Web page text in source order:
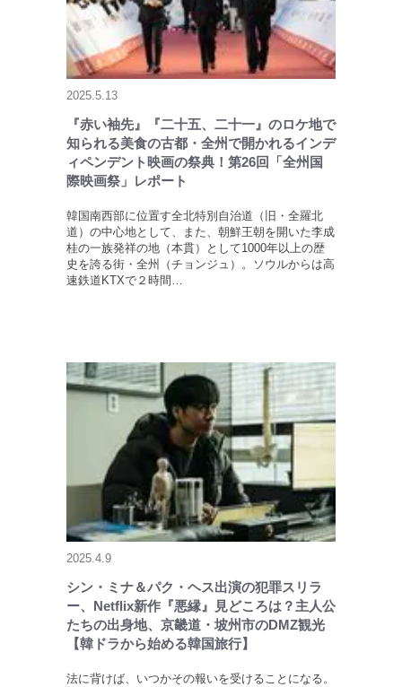
2025.5.13
『赤い袖先』『二十五、二十一』のロケ地で
知られる美食の古都・全州で開かれるインデ
ィペンデント映画の祭典！第26回「全州国
際映画祭」レポート
韓国南西部に位置す全北特別自治道（旧・全羅北
道）の中心地として、また、朝鮮王朝を開いた李成
桂の一族発祥の地（本貫）として1000年以上の歴
史を誇る街・全州（チョンジュ）。ソウルからは高
速鉄道KTXで２時間…
2025.4.9
シン・ミナ＆パク・ヘス出演の犯罪スリラ
ー、Netflix新作『悪縁』見どころは？主人公
たちの出身地、京畿道・坡州市のDMZ観光
【韓ドラから始める韓国旅行】
法に背けば、いつかその報いを受けることになる。